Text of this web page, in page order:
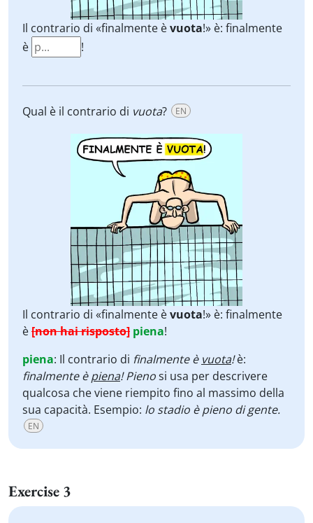
Il contrario di «finalmente èvuota!» è: finalmente
è
!
Qual è il contrario di vuota? EN
Il contrario di «finalmente èvuota!» è: finalmente
è[non hai risposto] piena!
piena: Il contrario di finalmente è vuota!è:
finalmente èpiena! Pienosi usa per descrivere
qualcosa che viene riempito fino al massimo della
sua capacità. Esempio: lo stadio è pieno di gente.
EN
Exercise 3